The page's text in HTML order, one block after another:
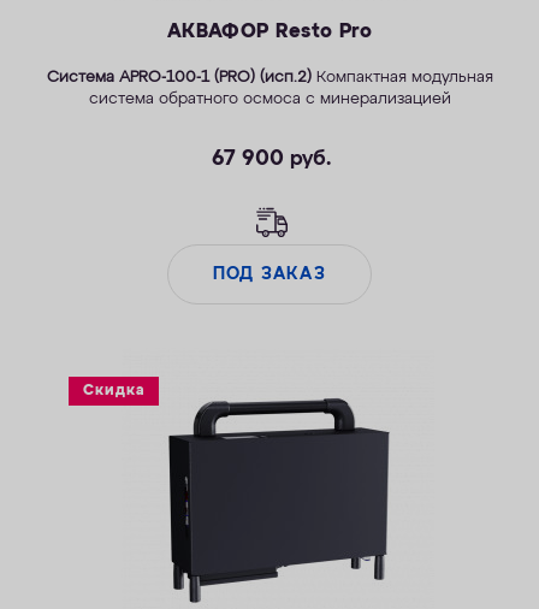
АКВАФОР Resto Pro
Система APRO-100-1 (PRO) (исп.2) Компактная модульная
система обратного осмоса с минерализацией
67 900 руб.
ПОД ЗАКАЗ
Скидка